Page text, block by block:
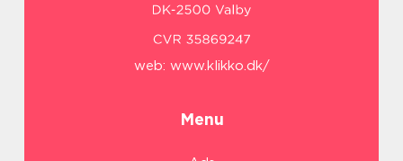
web: www.klikko.dk/
Menu